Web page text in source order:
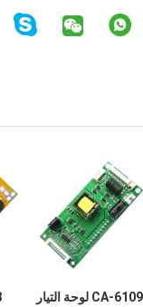
CA-6109 لوحة التيار